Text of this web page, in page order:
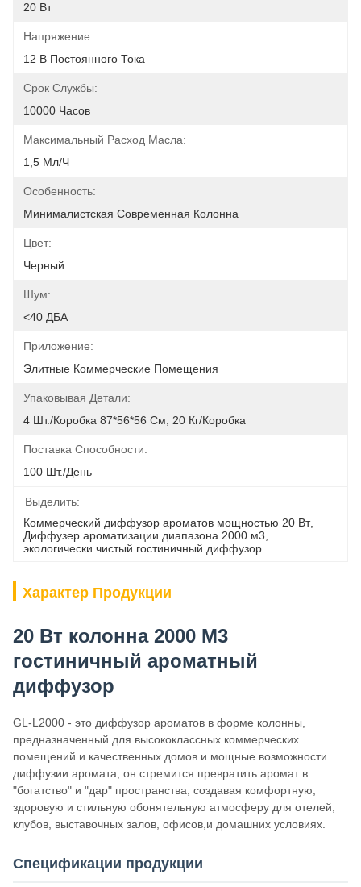
20 Вт
Напряжение:
12 В Постоянного Тока
Срок Службы:
10000 Часов
Максимальный Расход Масла:
1,5 Мл/ч
Особенность:
Минималистская Современная Колонна
Цвет:
Черный
Шум:
<40 ДБА
Приложение:
Элитные Коммерческие Помещения
Упаковывая Детали:
4 Шт./коробка 87*56*56 См, 20 Кг/коробка
Поставка Способности:
100 Шт./день
Выделить:
Коммерческий диффузор ароматов мощностью 20 Вт,
Диффузер ароматизации диапазона 2000 м3
экологически чистый гостиничный диффузор
Характер Продукции
20 Вт колонна 2000 М3
гостиничный ароматный
диффузор
GL-L2000 - это диффузор ароматов в форме колонны,
предназначенный для высококлассных коммерческих
помещений и качественных домов.и мощные возможности
диффузии аромата, он стремится превратить аромат в
"богатство" и "дар" пространства, создавая комфортную,
здоровую и стильную обонятельную атмосферу для отелей,
клубов, выставочных залов, офисов,и домашних условиях.
Спецификации продукции